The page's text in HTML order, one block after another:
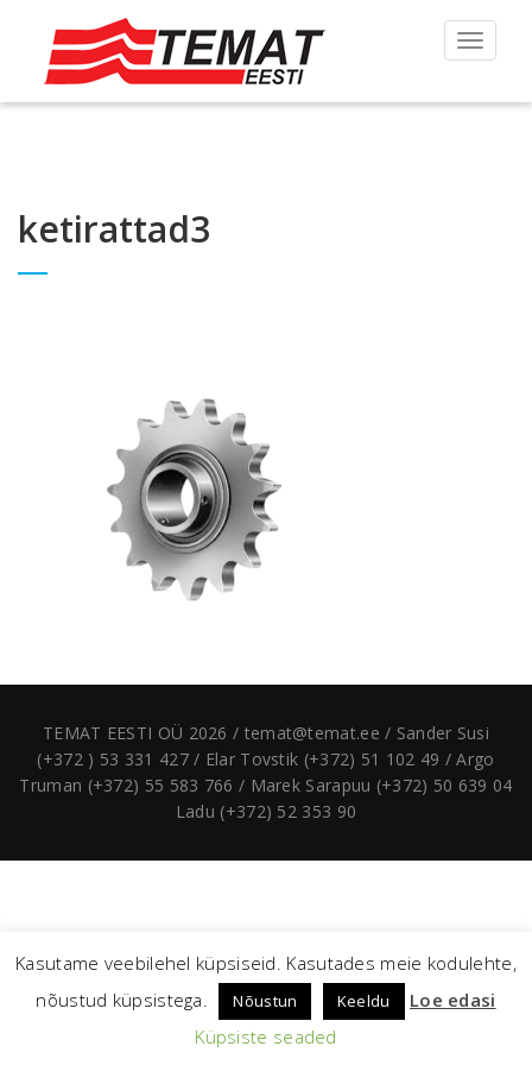
Toggle
ketirattad3
TEMAT EESTI OÜ 2026 / temat@temat.ee / Sander Susi
(+372 ) 53 331 427 / Elar Tovstik (+372) 51 102 49 / Argo
Truman (+372) 55 583 766 / Marek Sarapuu (+372) 50 639 04
Ladu (+372) 52 353 90
Kasutame veebilehel küpsiseid. Kasutades meie kodulehte,
nõustud küpsistega.
Nõustun Keeldu
Loe edasi
Küpsiste seaded